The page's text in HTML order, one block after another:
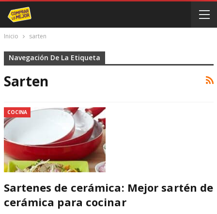
Inicio sarten
Navegación De La Etiqueta
Sarten
COCINA
Sartenes de cerámica: Mejor sartén de
cerámica para cocinar